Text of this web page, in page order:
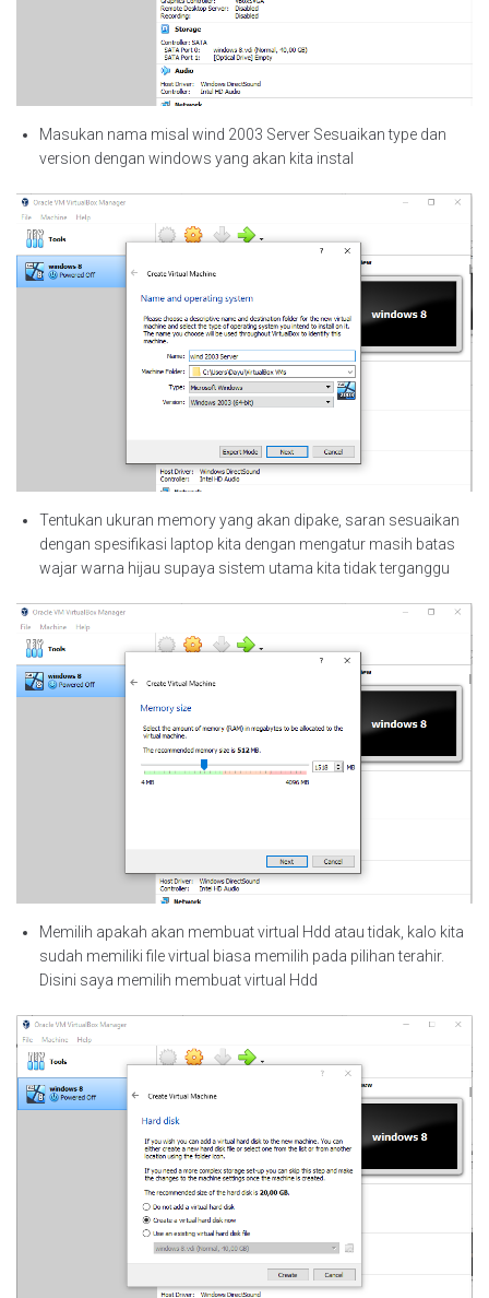
Masukan nama misal wind 2003 Server Sesuaikan type dan
version dengan windows yang akan kita instal
Tentukan ukuran memory yang akan dipake, saran sesuaikan
dengan spesifikasi laptop kita dengan mengatur masih batas
wajar warna hijau supaya sistem utama kita tidak terganggu
Memilih apakah akan membuat virtual Hdd atau tidak, kalo kita
sudah memiliki file virtual biasa memilih pada pilihan terahir.
Disini saya memilih membuat virtual Hdd